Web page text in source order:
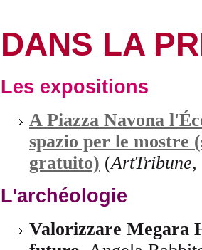
DANS LA
Les expositions
A Piazza Navona
spazio per le mostre
gratuito) (ArtTribune,
L'archéologie
Valorizzare Megara